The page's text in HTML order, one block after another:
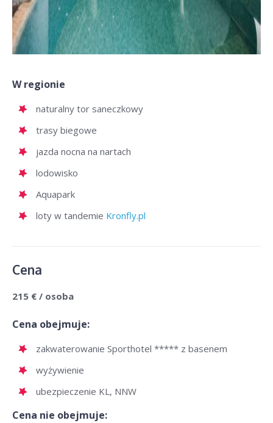
W regionie
naturalny tor saneczkowy
trasy biegowe
jazda nocna na nartach
lodowisko
Aquapark
loty w tandemie Kronfly.pl
Cena
215 € / osoba
Cena obejmuje:
zakwaterowanie Sporthotel ***** z basenem
wyżywienie
ubezpieczenie KL, NNW
Cena nie obejmuje: